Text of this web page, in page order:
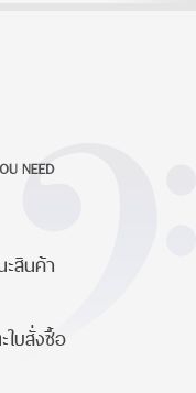
ะสินค้า
ใบสั่งซื้อ